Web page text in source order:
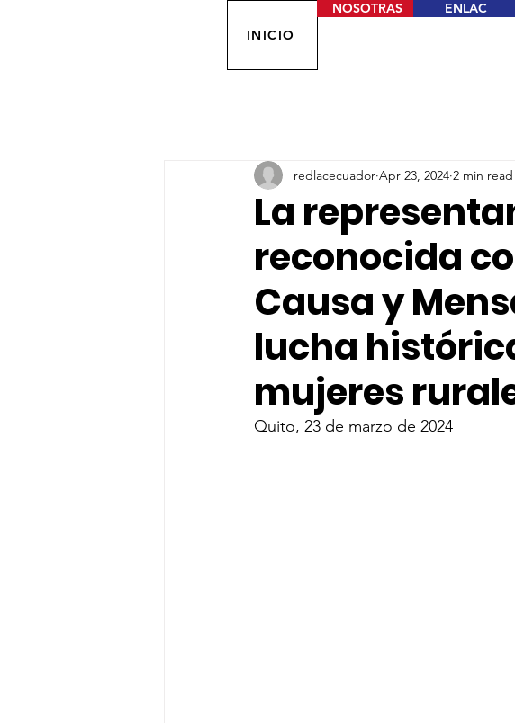
INICIO
NOSOTRAS ENLAC
La
reconocida
Causa y
lucha
mujeres
redlacecuador Apr 23, 2024 2 min read
Quito, 23 de marzo de 2024